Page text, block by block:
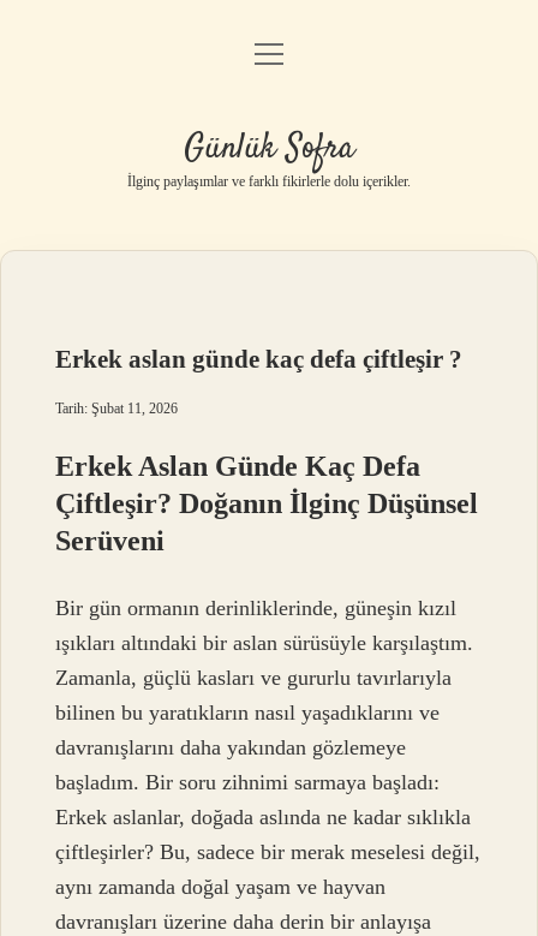
Anasayfa
Yasal Uyarı
menüyü
Günlük Sofra
İlginç paylaşımlar ve farklı fikirlerle dolu içerikler.
Erkek aslan günde kaç defa çiftleşir ?
Tarih: Şubat 11, 2026
Erkek Aslan Günde Kaç Defa
Çiftleşir? Doğanın İlginç Düşünsel
Serüveni
Bir gün ormanın derinliklerinde, güneşin kızıl
ışıkları altındaki bir aslan sürüsüyle karşılaştım.
Zamanla, güçlü kasları ve gururlu tavırlarıyla
bilinen bu yaratıkların nasıl yaşadıklarını ve
davranışlarını daha yakından gözlemeye
başladım. Bir soru zihnimi sarmaya başladı:
Erkek aslanlar, doğada aslında ne kadar sıklıkla
çiftleşirler? Bu, sadece bir merak meselesi değil,
aynı zamanda doğal yaşam ve hayvan
davranışları üzerine daha derin bir anlayışa